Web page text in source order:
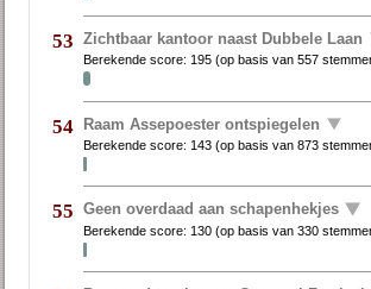
53 Zichtbaar kantoor naast Dubbele Laan
Berekende score: 195 (op basis van557
54 Raam Assepoester ontspiegelen
Berekende score: 143 (op basis van873
55 Geen overdaad aan schapenhekjes
Berekende score: 130 (op basis van330